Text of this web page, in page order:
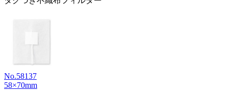
No.58137
58×70mm